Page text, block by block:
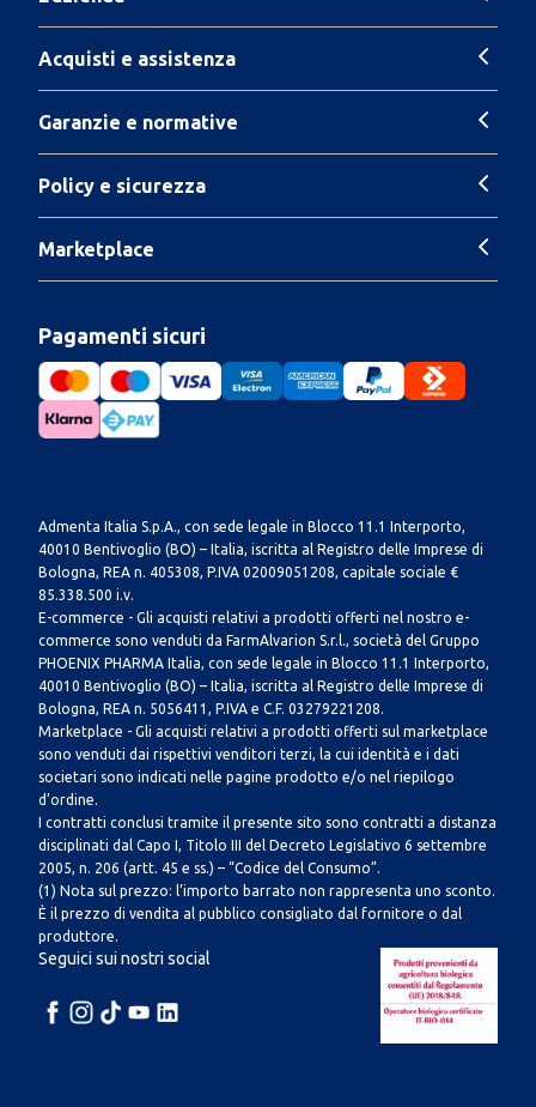
Acquisti e assistenza
Garanzie e normative
Policy e sicurezza
Marketplace
Pagamenti sicuri
Admenta Italia S.p.A., con sede legale in Blocco 11.1 Interporto,
40010 Bentivoglio (BO) – Italia, iscritta al Registro delle Imprese di
Bologna, REA n. 405308, P.IVA 02009051208, capitale sociale €
85.338.500 i.v.
E-commerce - Gli acquisti relativi a prodotti offerti nel nostro e-
commerce sono venduti da FarmAlvarion S.r.l., società del Gruppo
PHOENIX PHARMA Italia, con sede legale in Blocco 11.1 Interporto,
40010 Bentivoglio (BO) – Italia, iscritta al Registro delle Imprese di
Bologna, REA n. 5056411, P.IVA e C.F. 03279221208.
Marketplace - Gli acquisti relativi a prodotti offerti sul marketplace
sono venduti dai rispettivi venditori terzi, la cui identità e i dati
societari sono indicati nelle pagine prodotto e/o nel riepilogo
d’ordine.
I contratti conclusi tramite il presente sito sono contratti a distanza
disciplinati dal Capo I, Titolo III del Decreto Legislativo 6 settembre
2005, n. 206 (artt. 45 e ss.) – “Codice del Consumo”.
(1) Nota sul prezzo: l’importo barrato non rappresenta uno sconto.
È il prezzo di vendita al pubblico consigliato dal fornitore o dal
produttore.
Seguici sui nostri social